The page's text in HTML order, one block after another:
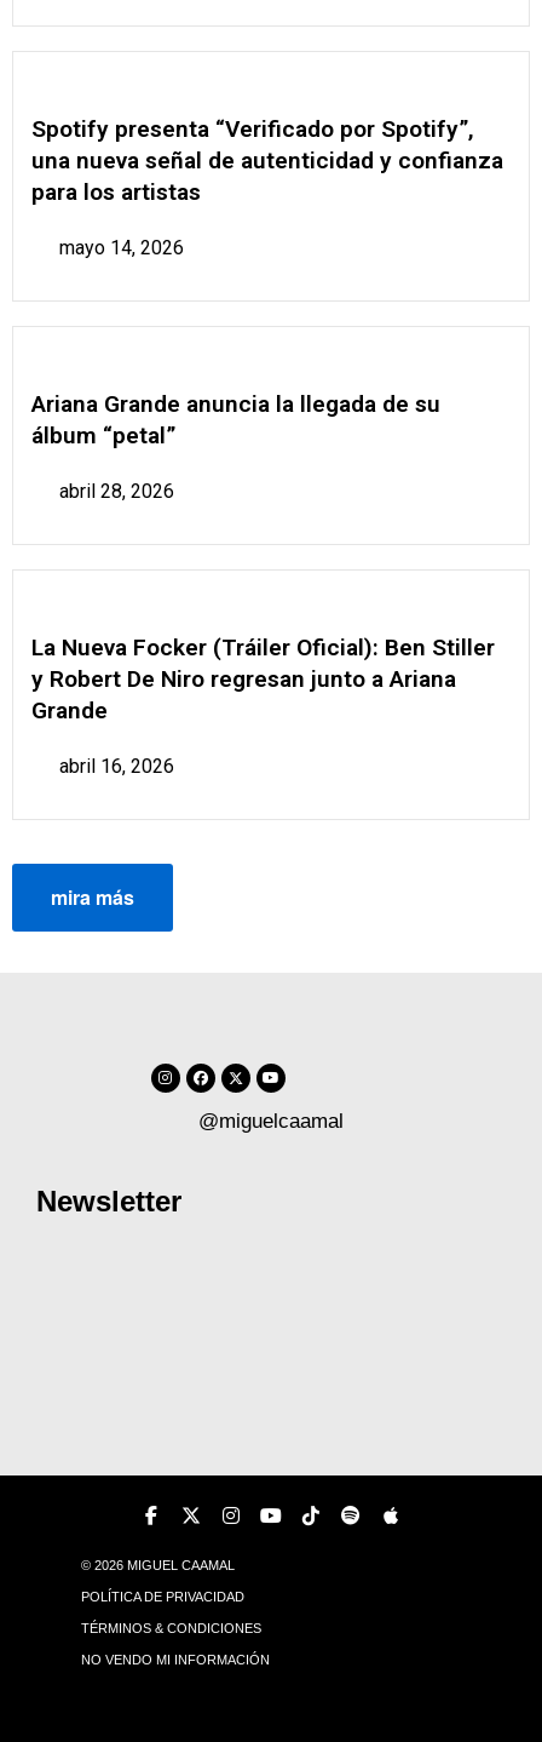
Spotify presenta “Verificado por Spotify”,
una nueva señal de autenticidad y confianza
para los artistas
mayo 14, 2026
Ariana Grande anuncia la llegada de su
álbum “petal”
abril 28, 2026
La Nueva Focker (Tráiler Oficial): Ben Stiller
y Robert De Niro regresan junto a Ariana
Grande
abril 16, 2026
mira más
@miguelcaamal
Newsletter
© 2026 MIGUEL CAAMAL
POLÍTICA DE PRIVACIDAD
TÉRMINOS & CONDICIONES
NO VENDO MI INFORMACIÓN